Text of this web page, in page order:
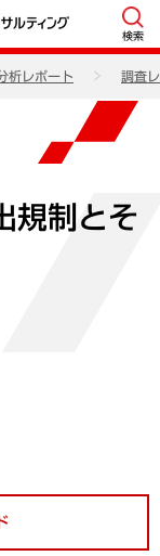
検索
析レポート 調査
規制とそ